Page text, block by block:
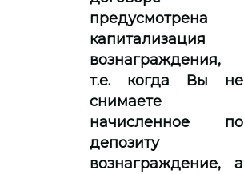
предусмотрена
капитализация
вознаграждения,
т.е. когда Вы не
снимаете
начисленное по
депозиту
вознаграждение, а